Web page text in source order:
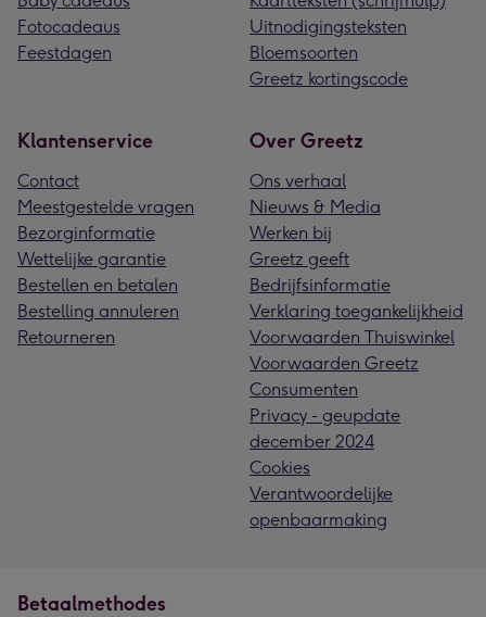
Fotocadeaus
Feestdagen
Uitnodigingsteksten
Bloemsoorten
Greetz kortingscode
Klantenservice
Contact
Meestgestelde vragen
Bezorginformatie
Wettelijke garantie
Bestellen en betalen
Bestelling annuleren
Retourneren
Over Greetz
Ons verhaal
Nieuws & Media
Werken bij
Greetz geeft
Bedrijfsinformatie
Verklaring toegankelijkheid
Voorwaarden Thuiswinkel
Voorwaarden Greetz
Consumenten
Privacy - geupdate
december 2024
Cookies
Verantwoordelijke
openbaarmaking
Betaalmethodes